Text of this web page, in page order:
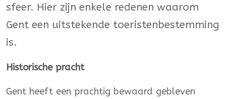
sfeer. Hier zijn enkele redenen waarom
Gent een uitstekende toeristenbestemming
is.
Historische pracht
Gent heeft een prachtig bewaard gebleven